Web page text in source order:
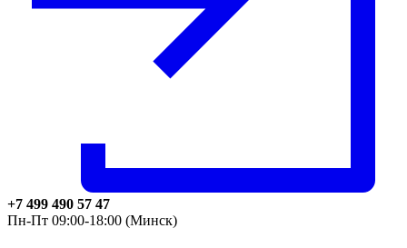
+7 499 490 57 47
Пн-Пт 09:00-18:00 (Минск)